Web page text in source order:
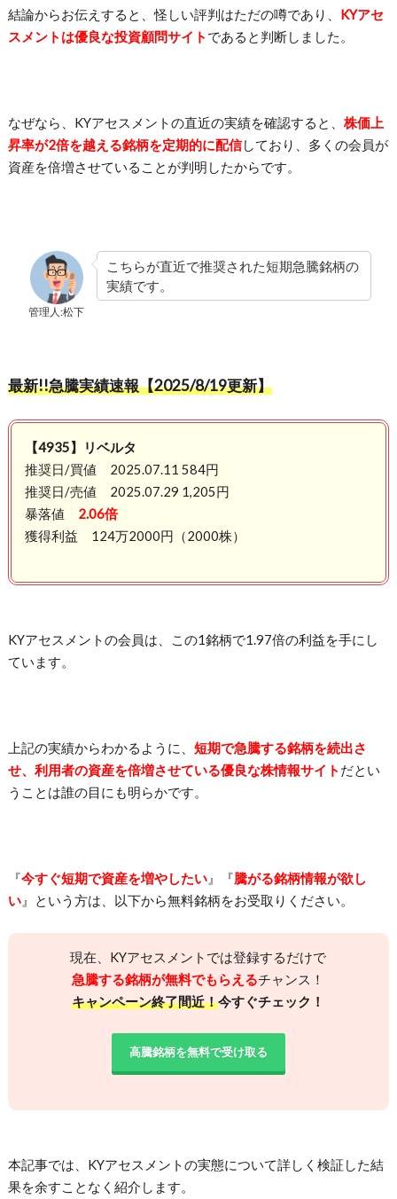
結論からお伝えすると、怪しい評判はただの噂であり、 KYアセ
スメントは優良な投資顧問サイト であると判断しました。
なぜなら、KYアセスメントの直近の実績を確認すると、 株価上
昇率が2倍を越える銘柄を定期的に配信しており、多くの会員が
資産を倍増させていることが判明したからです。
管理人:松下
こちらが直近で推奨された短期急騰銘柄の
実績です。
最新!!急騰実績速報【2025/8/19更新】
【4935】リベルタ
推奨日/買値 2025.07.11 584円
推奨日/売値 2025.07.29 1,205円
暴落値 2.06倍
獲得利益 124万2000円（2000株）
KYアセスメントの会員は、この1銘柄で1.97倍の利益を手にし
ています。
上記の実績からわかるように、 短期で急騰する銘柄を続出さ
せ、利用者の資産を倍増させている優良な株情報サイト だとい
うことは誰の目にも明らかです。
『今すぐ短期で資産を増やしたい』『騰がる銘柄情報が欲し
い』という方は、以下から無料銘柄をお受取りください。
現在、KYアセスメントでは登録するだけで
急騰する銘柄が無料でもらえるチャンス ！
キャンペーン終了間近！今すぐチェック！
高騰銘柄を無料で受け取る
本記事では、KYアセスメントの実態について詳しく検証した結
果を余すことなく紹介します。